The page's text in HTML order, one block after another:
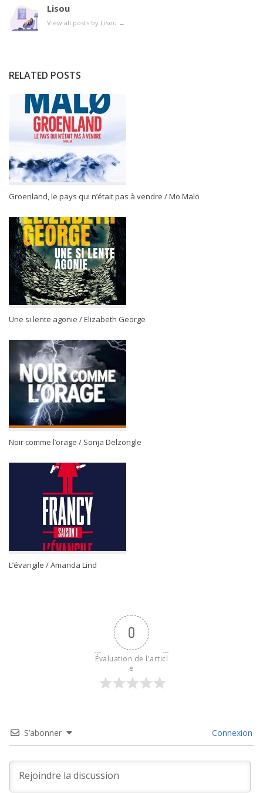
Lisou
View all posts by Lisou →
RELATED POSTS
Groenland, le pays qui n’était pas à vendre / Mo Malo
Une si lente agonie / Elizabeth George
Noir comme l’orage / Sonja Delzongle
L’évangile / Amanda Lind
0
Évaluation de l'articl
e
S’abonner Connexion